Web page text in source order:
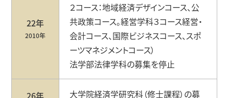
22年
2010年
２コース：地域経済デザインコース、公
共政策コース。経営学科３コース経営・
会計コース、国際ビジネスコース、スポ
ーツマネジメントコース）
法学部法律学科の募集を停⽌
大学院経済学研究科（修士課程）の募